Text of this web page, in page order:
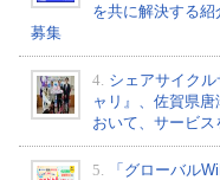
を共に解決する
募集
4. シェアサイク
ャリ』、佐賀県
おいて、サービス
5.
「グローバル